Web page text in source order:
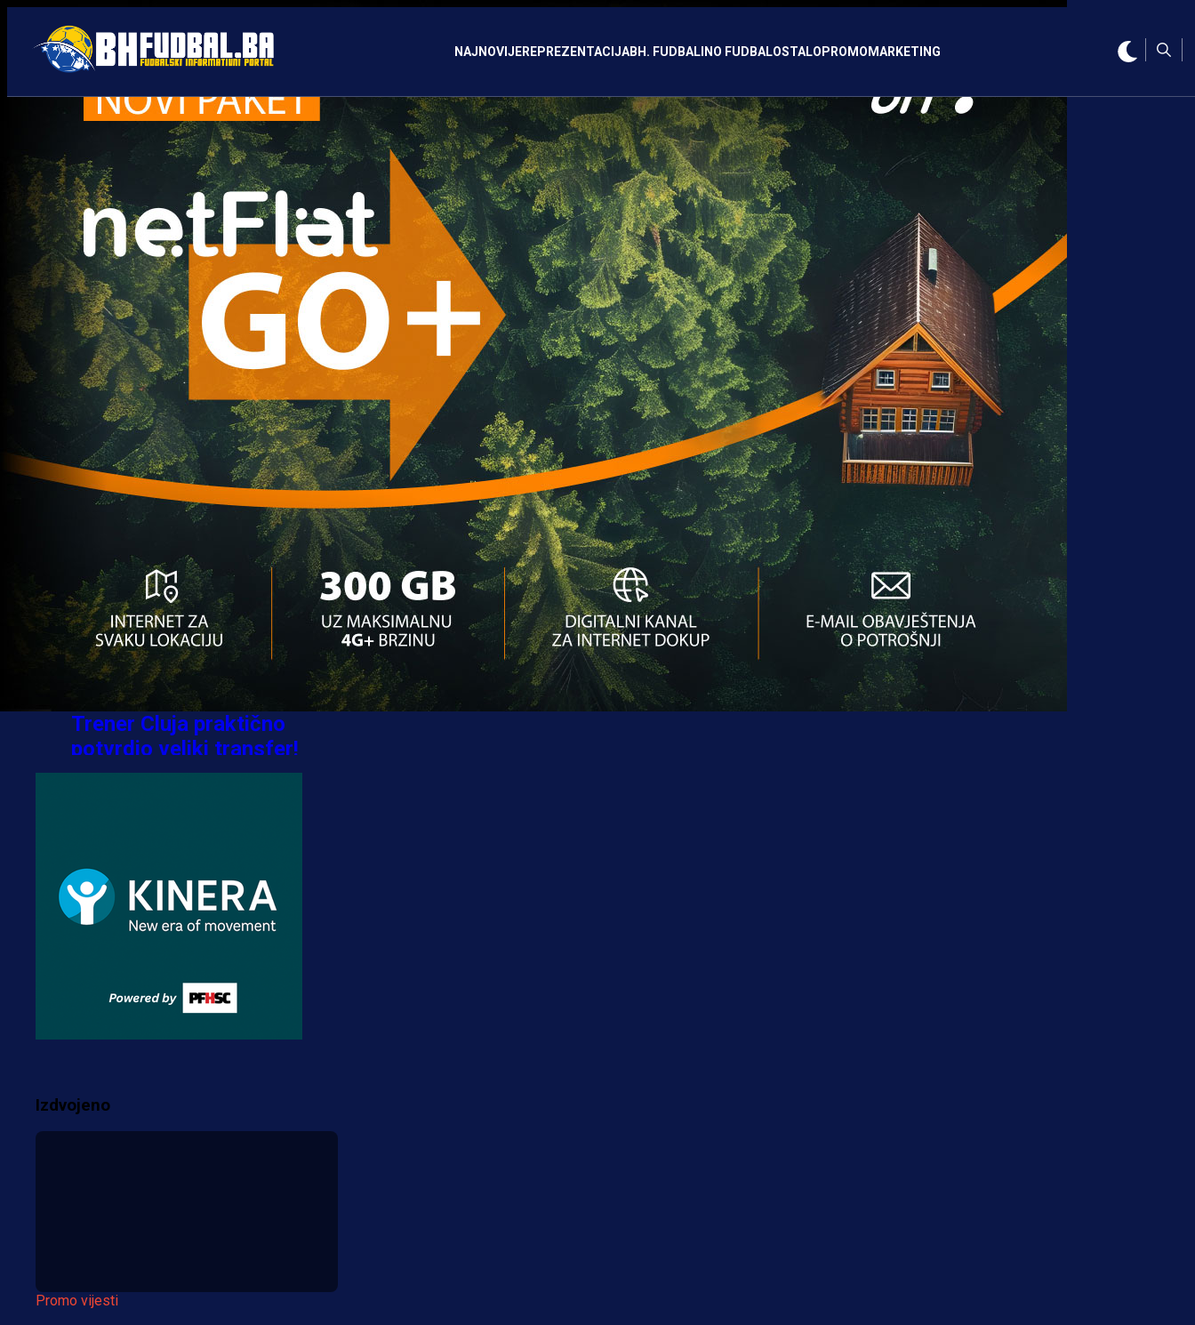
NAJNOVIJEREPREZENTACIJABH. FUDBALINO FUDBALOSTALO PROMO MARKETING
Trenutno nema novosti za navedenu kategoriju.
Najčitanije Najnovije
A Selekcija
UEFA kaznila BiH: Navijači
neće moći pratiti Zmajeve u
Poljskoj i Rumuniji!
4 sedmica 1 dan
A Selekcija
Sve je gotovo: Edin Džeko
donio odluku, evo gdje
nastavlja karijeru!
1 sedmica 4 dan
A Selekcija
Ovo niko nije očekivao:
Nikola Vasilj iznenadio
izborom novog kluba!
3 sedmica 4 dan
A Selekcija
Jovo Lukić ima novi klub:
Trener Cluja praktično
potvrdio veliki transfer!
predsjednika kluba: Jovo
Lukić uskoro pravi
transfer!?
Zmajevi dobili veliko
pojačanje: Fudbaler
Izdvojeno
Promo vijesti